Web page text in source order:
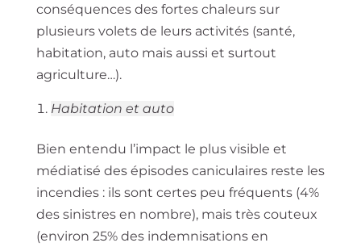
conséquences des fortes chaleurs sur
plusieurs volets de leurs activités (santé,
habitation, auto mais aussi et surtout
agriculture…).
Habitation et auto
Bien entendu l’impact le plus visible et
médiatisé des épisodes caniculaires reste les
incendies : ils sont certes peu fréquents (4%
des sinistres en nombre), mais très couteux
(environ 25% des indemnisations en